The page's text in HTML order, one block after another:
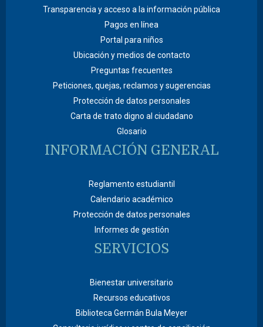
Transparencia y acceso a la información pública
Pagos en línea
Portal para niños
Ubicación y medios de contacto
Preguntas frecuentes
Peticiones, quejas, reclamos y sugerencias
Protección de datos personales
Carta de trato digno al ciudadano
Glosario
INFORMACIÓN GENERAL
Reglamento estudiantil
Calendario académico
Protección de datos personales
Informes de gestión
SERVICIOS
Bienestar universitario
Recursos educativos
Biblioteca Germán Bula Meyer